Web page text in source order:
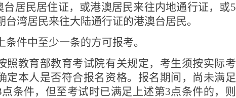
台居民居住证，或港澳居民来往内地通行证，或5
台湾居民来往大陆通行证的港澳台居民。
条件中至少一条的方可报考。
照教育部教育考试院有关规定，考生须按实际考
定本人是否符合报名资格。报名期间，尚未满足
点条件，但至考试时已满足上述第3点条件的，则